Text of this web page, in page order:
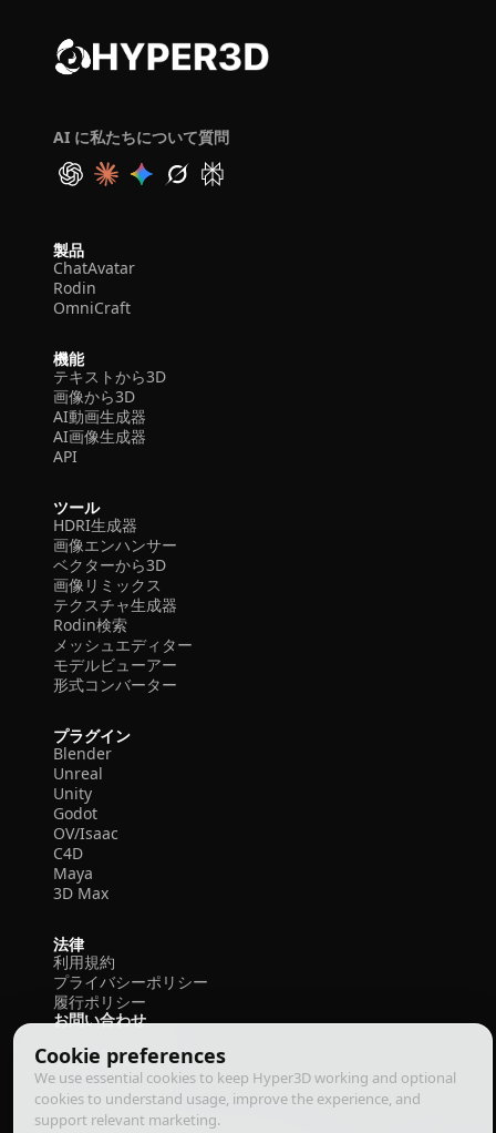
Cookie preferences
We use essential cookies to keep Hyper3D working and optional
cookies to understand usage, improve the experience, and
support relevant marketing.
AI に私たちについて質問
製品
ChatAvatar
Rodin
OmniCraft
機能
テキストから3D
画像から3D
AI動画生成器
AI画像生成器
API
ツール
HDRI生成器
画像エンハンサー
ベクターから3D
画像リミックス
テクスチャ生成器
Rodin検索
メッシュエディター
モデルビューアー
形式コンバーター
プラグイン
Blender
Unreal
Unity
Godot
OV/Isaac
C4D
Maya
3D Max
法律
利用規約
プライバシーポリシー
履行ポリシー
お問い合わせ